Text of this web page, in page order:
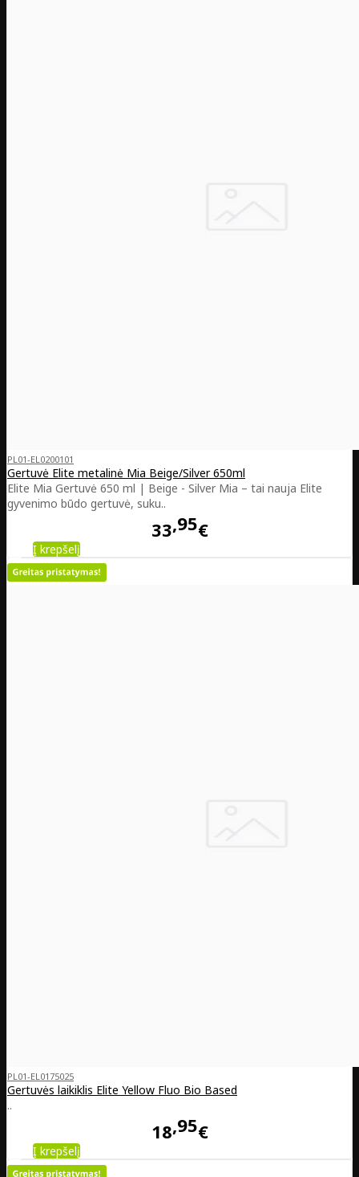
PL01-EL0200101
Gertuvė Elite metalinė Mia Beige/Silver 650ml
Elite Mia Gertuvė 650 ml | Beige - Silver Mia – tai nauja Elite
gyvenimo būdo gertuvė, suku..
33 95€
Į krepšelį
PL01-EL0175025
Gertuvės laikiklis Elite Yellow Fluo Bio Based
..
18 95€
Į krepšelį